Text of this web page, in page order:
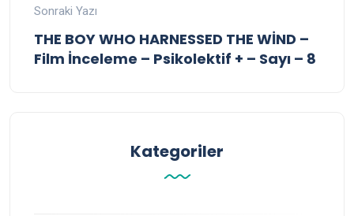
Sonraki Yazı
THE BOY WHO HARNESSED THE WİND –
Film İnceleme – Psikolektif + – Sayı – 8
Kategoriler